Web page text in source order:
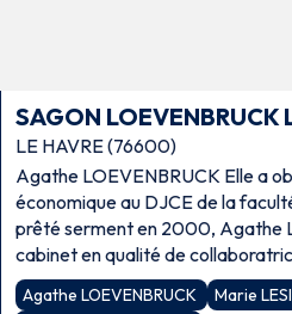
SAGON LOEVENBRUCK
LE HAVRE (76600)
Agathe LOEVENBRUCK Elle a
économique au DJCE de la
prêté serment en 2000, Agathe
cabinet en qualité de
est intégrée comme […]
Agathe LOEVENBRUCK
Marie